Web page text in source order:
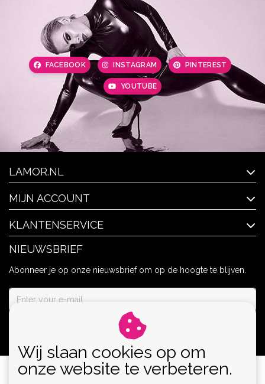
FACEBOOK INSTAGRAM PINTEREST
YOUTUBE
LAMOR.NL
MIJN ACCOUNT
KLANTENSERVICE
NIEUWSBRIEF
Abonneer je op onze nieuwsbrief om op de hoogte te blijven.
Wij slaan cookies op om
onze website te verbeteren.